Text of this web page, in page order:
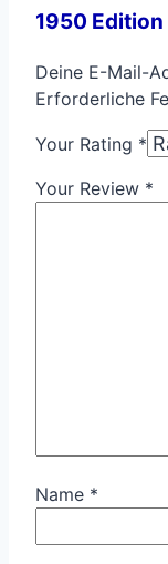
1950 Edition
Deine E-Mail-
Erforderliche
Your Rating *
Your Review *
Name *